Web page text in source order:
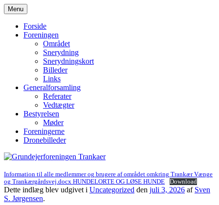
Hop
til
indhold
Grundejerforeningen Trankaer
Menu
Forside
Foreningen
Området
Snerydning
Snerydningskort
Billeder
Links
Generalforsamling
Referater
Vedtægter
Bestyrelsen
Møder
Foreningerne
Dronebilleder
Information til alle medlemmer og brugere af området omkring Trankær Vænge
og Trankærgårdsvej.docx HUNDELORTE OG LØSE HUNDE
Download
Dette indlæg blev udgivet i Uncategorized den juli 3, 2026 af Sven
S. Jørgensen.